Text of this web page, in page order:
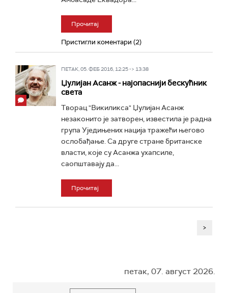
Прочитај
Пристигли коментари (2)
ПЕТАК, 05. ФЕБ 2016, 12:25 -> 13:38
Џулијан Асанж - најопаснији бескућник
света
Творац "Викиликса" Џулијан Асанж
незаконито је затворен, известила је радна
група Уједињених нација тражећи његово
ослобађање. Са друге стране британске
власти, које су Асанжа ухапсиле,
саопштавају да...
Прочитај
>
петак, 07. август 2026.